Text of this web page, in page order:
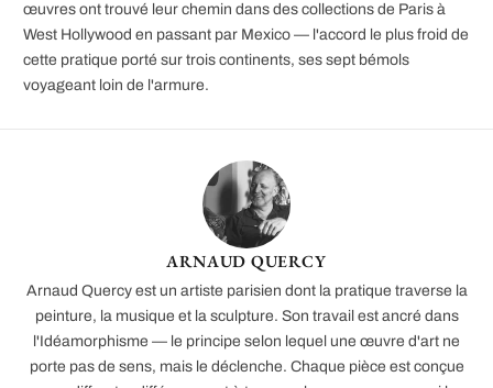
œuvres ont trouvé leur chemin dans des collections de Paris à
West Hollywood en passant par Mexico — l'accord le plus froid de
cette pratique porté sur trois continents, ses sept bémols
voyageant loin de l'armure.
ARNAUD QUERCY
Arnaud Quercy est un artiste parisien dont la pratique traverse la
peinture, la musique et la sculpture. Son travail est ancré dans
l'Idéamorphisme — le principe selon lequel une œuvre d'art ne
porte pas de sens, mais le déclenche. Chaque pièce est conçue